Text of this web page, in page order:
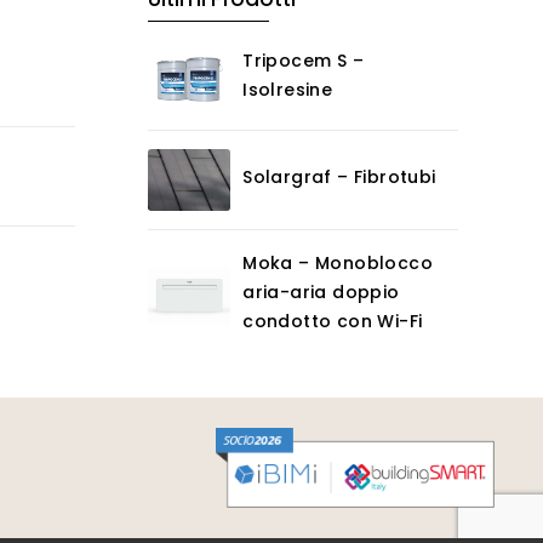
Tripocem S –
Isolresine
Solargraf – Fibrotubi
Moka – Monoblocco
aria-aria doppio
condotto con Wi-Fi